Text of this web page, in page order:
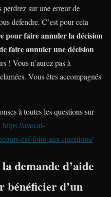
sur une erreur de
défendre. C’est pour cela
pour faire annuler la décision
faire annuler une décision
! Vous n’aurez pas à
Vous êtes accompagnés
à toutes les questions sur
https://avocat-
caf-foire-aux-questions/
demande d’aide
d’un